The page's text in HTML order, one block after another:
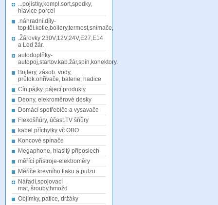
...pojistky,kompl.sort,spodky,
hlavice porcel
.náhradní.díly-
top.těl.kotle,boilery,termost,snímače,
.Žárovky 230V,12V,24V,E27,E14
a Led žár.
autodoplňky-
autopoj,startov.kab.žár,spín,konektory.
Bojlery, zásob. vody,
průtok.ohřívače, baterie, hadice
Cín,pájky, pájecí produkty
Deony, elekroměrové desky
Domácí spotřebiče a vysavače
Flexošňůry, účast.TV šňůry
kabel.příchytky vč OBO
Koncové spínače
Megaphone, hlasitý příposlech
měřící přístroje-elektroměry
Měřiče krevního tlaku a pulzu
Nářadí,spojovací
mat,.šrouby,hmožd
Objímky, patice, držáky